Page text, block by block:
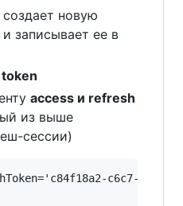
создает новую
записывает ее в
access и refresh
из выше
сессии)
c6c7-4850-